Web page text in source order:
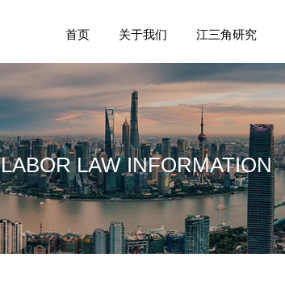
首页 关于我们 江三角研究
LABOR LAW INFORMATION